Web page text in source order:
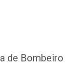
de Bombeiro